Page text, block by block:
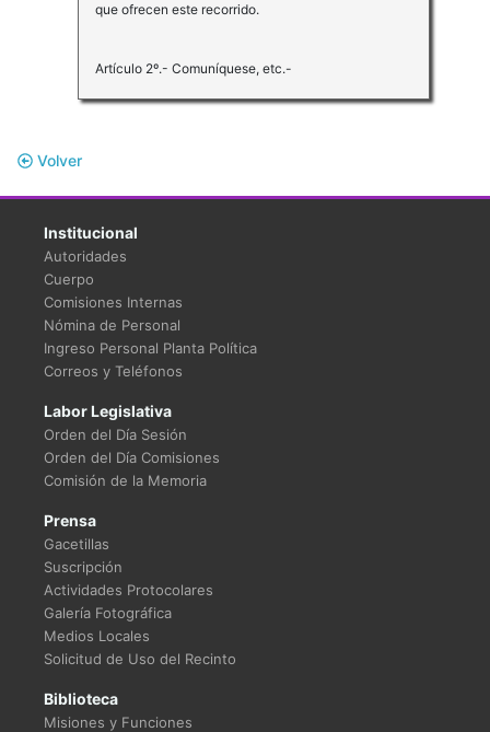
que ofrecen este recorrido.
Artículo 2º.- Comuníquese, etc.-
Volver
Institucional
Autoridades
Cuerpo
Comisiones Internas
Nómina de Personal
Ingreso Personal Planta Política
Correos y Teléfonos
Labor Legislativa
Orden del Día Sesión
Orden del Día Comisiones
Comisión de la Memoria
Prensa
Gacetillas
Suscripción
Actividades Protocolares
Galería Fotográfica
Medios Locales
Solicitud de Uso del Recinto
Biblioteca
Misiones y Funciones